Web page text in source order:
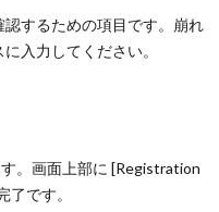
するための項目です。崩れ
入力してください。
。画面上部に [Registration
です。